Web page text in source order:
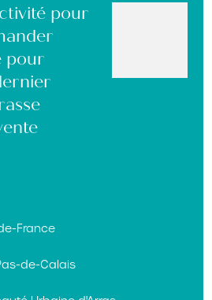
pour
pour
France
de-Calais